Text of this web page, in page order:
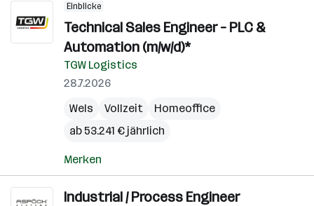
Einblicke
Technical Sales Engineer – PLC &
Automation (m/w/d)*
TGW Logistics
28.7.2026
Wels
Vollzeit
Homeoffice
ab 53.241 € jährlich
Merken
Industrial / Process Engineer